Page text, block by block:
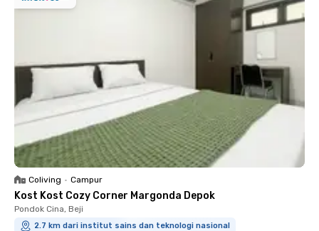
Coliving • Campur
Kost Kost Cozy Corner Margonda Depok
Pondok Cina, Beji
2.7 km dari institut sains dan teknologi nasional